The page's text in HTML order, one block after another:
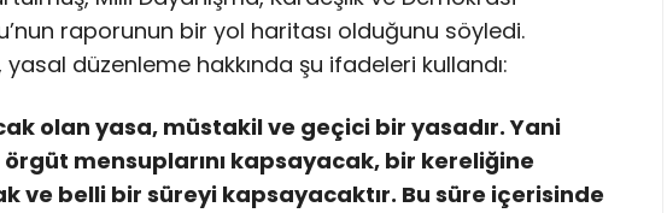
raporunun bir yol haritası olduğunu söyledi.
yasal düzenleme hakkında şu ifadeleri kullandı:
olan yasa, müstakil ve geçici bir yasadır. Yani
mensuplarını kapsayacak, bir kereliğine
ve belli bir süreyi kapsayacaktır. Bu süre içerisinde